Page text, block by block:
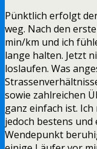
Pünktlich erfolgt
weg. Nach den
min/km und ich
lange halten. Jetzt
loslaufen. Was
sowie zahlreichen
ganz einfach ist.
jedoch bestens und
Wendepunkt